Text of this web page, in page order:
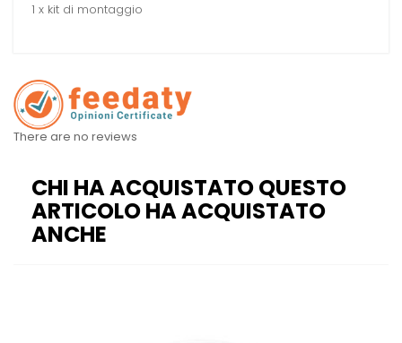
1 x kit di montaggio
There are no reviews
CHI HA ACQUISTATO QUESTO
ARTICOLO HA ACQUISTATO
ANCHE